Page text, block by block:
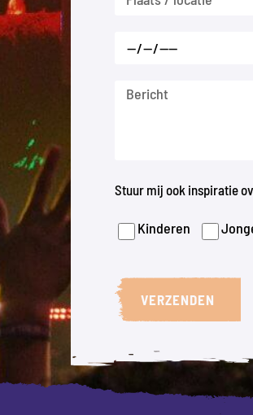
Stuur mij ook inspiratie
Kinderen
VERZENDEN